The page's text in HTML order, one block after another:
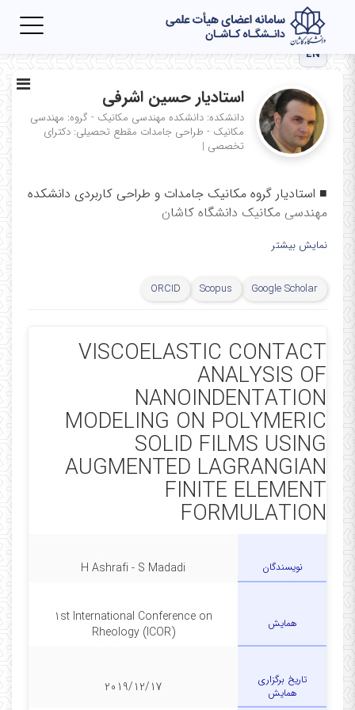
EN
استادیار حسین اشرفی
دانشکده: دانشکده مهندسی مکانیک - گروه: مهندسی
مکانیک - طراحی جامدات مقطع تحصیلی: دکترای
تخصصی |
■ استادیار گروه مکانیک جامدات و طراحی کاربردی دانشکده
مهندسی مکانیک دانشگاه کاشان
■دکتری تخصصی مکانیک محاسباتی و طراحی کاربردی از
■تلفن:۵۵۹۱۳۴۳۹ ۰۳۱
■تارنما:https://faculty.kashanu.ac.ir/hashrafi
My affiliation
■استادیار گروه مکانیک جامدات و طراحی کاربردی دانشکده
مهندسی مکانیک دانشگاه کاشان
نمایش بیشتر
Google Scholar
Scopus
ORCID
VISCOELASTIC CONTACT
ANALYSIS OF
NANOINDENTATION
MODELING ON POLYMERIC
SOLID FILMS USING
AUGMENTED LAGRANGIAN
FINITE ELEMENT
FORMULATION
نویسندگان H Ashrafi - S Madadi
همایش
1st International Conference on
Rheology (ICOR)
تاریخ برگزاری
همایش
2019/12/17